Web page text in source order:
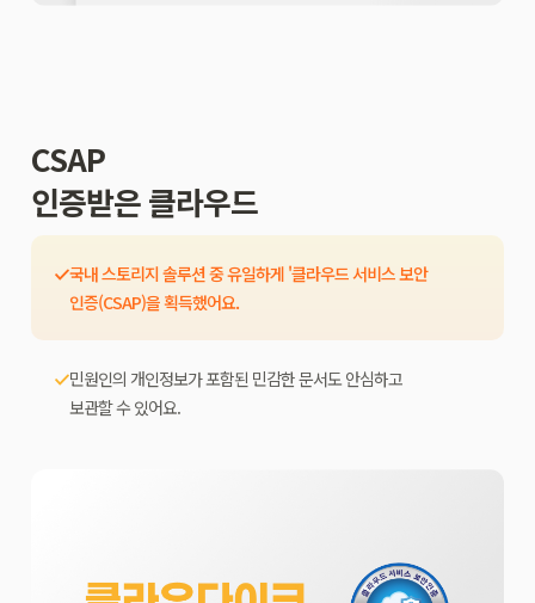
CSAP
인증받은 클라우드
국내 스토리지 솔루션 중 유일하게 '클라우드 서비스 보안
인증(CSAP)을 획득했어요.
민원인의 개인정보가 포함된 민감한 문서도 안심하고
보관할 수 있어요.